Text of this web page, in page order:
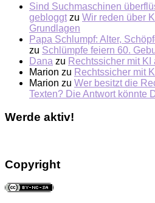
Sind Suchmaschinen
gebloggt zu Wir reden über
Grundlagen
Papa Schlumpf: Alter,
zu Schlümpfe feiern 60.
Dana zu Rechtssicher mit KI
Marion zu Rechtssicher mit
Marion zu Wer besitzt die
Texten? Die Antwort könnte
Werde aktiv!
Copyright